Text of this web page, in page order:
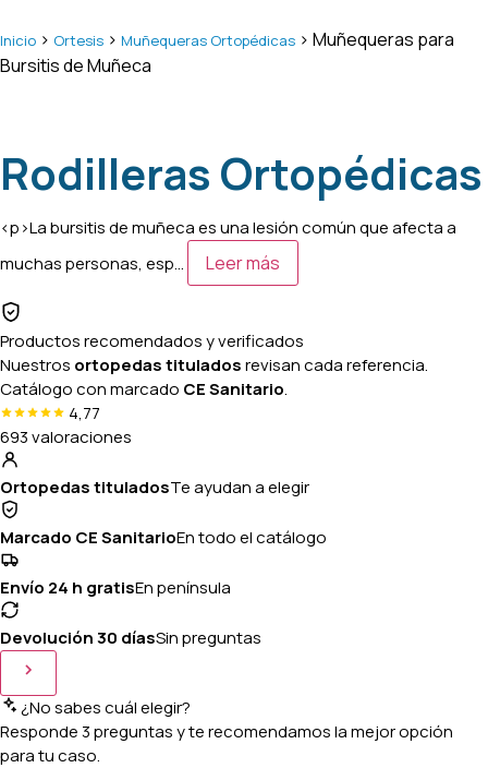
Inicio > Ortesis > Muñequeras Ortopédicas > Muñequeras para
Bursitis de Muñeca
Rodilleras Ortopédicas
<p>La bursitis de muñeca es una lesión común que afecta a
muchas personas, esp…
Leer más
Productos recomendados y verificados
Nuestros ortopedas tituladosrevisan cada referencia.
Catálogo con marcado CE Sanitario.
4,77
693 valoraciones
Ortopedas tituladosTe ayudan a elegir
Marcado CE SanitarioEn todo el catálogo
Envío 24 h gratisEn península
Devolución 30 díasSin preguntas
¿No sabes cuál elegir?
Responde 3 preguntas y te recomendamos la mejor opción
para tu caso.